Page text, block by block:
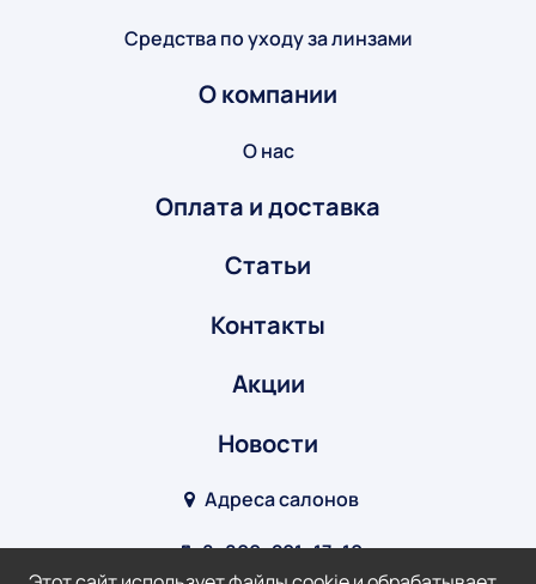
Средства по уходу за линзами
О компании
О нас
Оплата и доставка
Статьи
Контакты
Акции
Новости
Адреса салонов
8‒800‒201‒17‒10